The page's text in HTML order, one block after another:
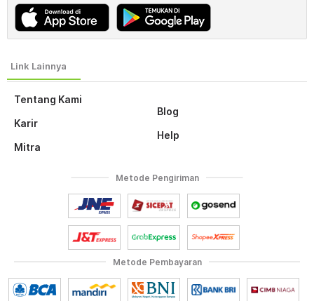
Tentang Kami
Karir
Mitra
Blog
Help
Metode Pembayaran
Metode Pengiriman